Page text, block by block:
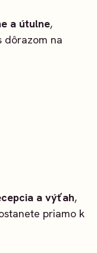
a útulne,
dôrazom na
a výťah,
priamo k